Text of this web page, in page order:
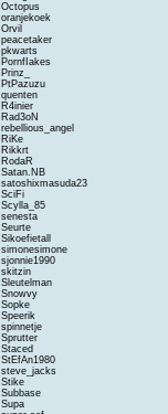
Octopus
oranjekoek
Orvil
peacetaker
pkwarts
PornfIakes
Prinz_
PtPazuzu
quenten
R4inier
Rad3oN
rebellious_angel
RiKe
Rikkrt
RodaR
Satan.NB
satoshixmasuda23
SciFi
Scylla_85
senesta
Seurte
Sikoefietall
simonesimone
sjonnie1990
skitzin
Sleutelman
Snowvy
Sopke
Speerik
spinnetje
Sprutter
Staced
StEfAn1980
steve_jacks
Stike
Subbase
Supa